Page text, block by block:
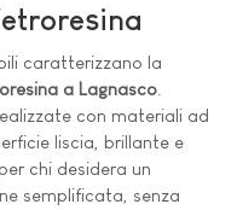
caratterizzano la
a Lagnasco.
con materiali ad
liscia, brillante e
chi desidera un
semplificata, senza